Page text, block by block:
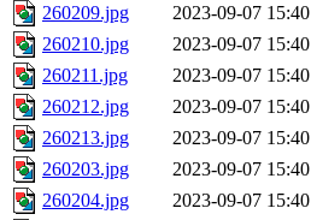
260209.jpg
2023-09-07 15:40
260210.jpg
2023-09-07 15:40
260211.jpg
2023-09-07 15:40
260212.jpg
2023-09-07 15:40
260213.jpg
2023-09-07 15:40
260203.jpg
2023-09-07 15:40
260204.jpg
2023-09-07 15:40